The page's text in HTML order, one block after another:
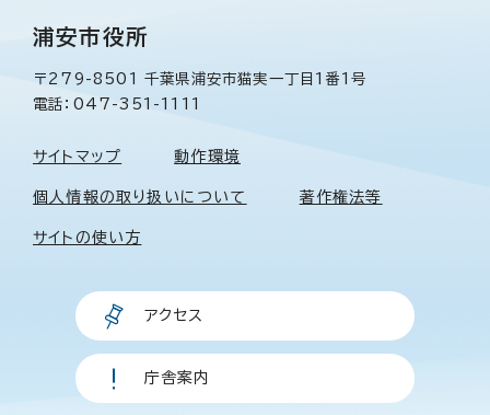
浦安市役所
〒279-8501 千葉県浦安市猫実一丁目1番1号
電話：047-351-1111
サイトマップ 動作環境
個人情報の取り扱いについて 著作権法等
サイトの使い方
アクセス
庁舎案内